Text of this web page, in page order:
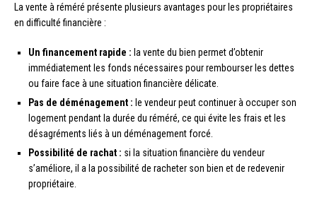
La vente à réméré présente plusieurs avantages pour les propriétaires
en difficulté financière :
Un financement rapide : la vente du bien permet d’obtenir
immédiatement les fonds nécessaires pour rembourser les dettes
ou faire face à une situation financière délicate.
Pas de déménagement : le vendeur peut continuer à occuper son
logement pendant la durée du réméré, ce qui évite les frais et les
désagréments liés à un déménagement forcé.
Possibilité de rachat : si la situation financière du vendeur
s’améliore, il a la possibilité de racheter son bien et de redevenir
propriétaire.